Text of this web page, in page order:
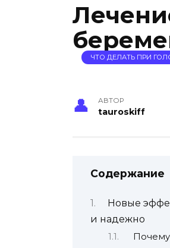
ЧТО ДЕЛАТЬ ПРИ
АВТОР
tauroskiff
Содержание
Новые
и надежно